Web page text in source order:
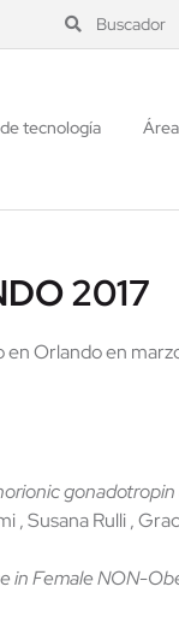
Buscador
tecnología
2017
Orlando en
Susana Rulli ,
in Female NON-